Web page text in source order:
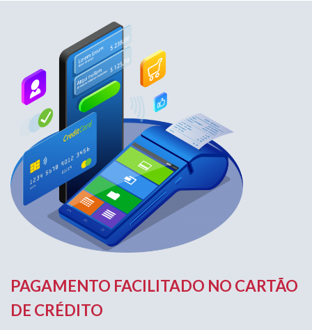
PAGAMENTO FACILITADO NO CARTÃO
DE CRÉDITO